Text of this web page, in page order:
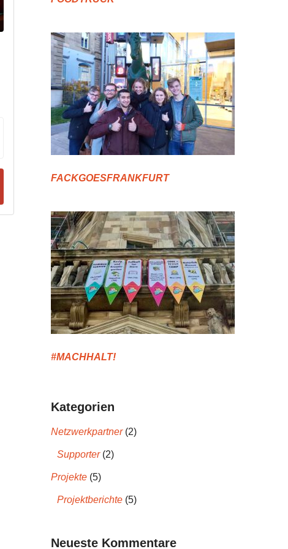
FACKGOESFRANKFURT
#MACHHALT!
Kategorien
Netzwerkpartner(2)
Supporter(2)
Projekte (5)
Projektberichte (5)
Neueste Kommentare